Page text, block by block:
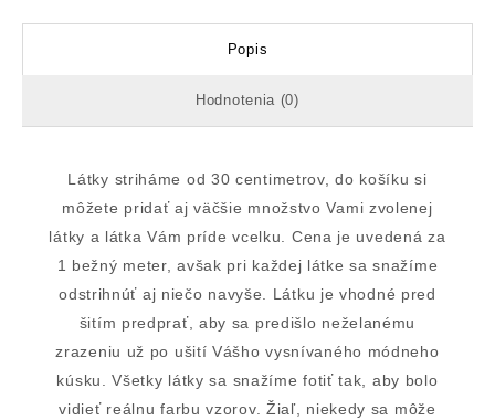
Popis
Hodnotenia (0)
Látky striháme od 30 centimetrov, do košíku si
môžete pridať aj väčšie množstvo Vami zvolenej
látky a látka Vám príde vcelku. Cena je uvedená za
1 bežný meter, avšak pri každej látke sa snažíme
odstrihnúť aj niečo navyše. Látku je vhodné pred
šitím predprať, aby sa predišlo neželanému
zrazeniu už po ušití Vášho vysnívaného módneho
kúsku. Všetky látky sa snažíme fotiť tak, aby bolo
vidieť reálnu farbu vzorov. Žiaľ, niekedy sa môže